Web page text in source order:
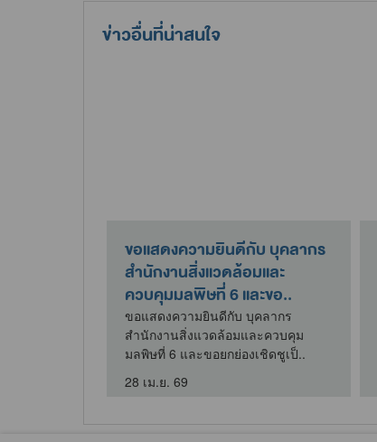
ข่าวอื่นที่น่าสนใจ
ขอแสดงความยินดีกับ บุคลากร
สำนักงานสิ่งแวดล้อมและ
ควบคุมมลพิษที่ 6 และขอ..
ขอแสดงความยินดีกับ บุคลากร
สำนักงานสิ่งแวดล้อมและควบคุม
มลพิษที่ 6 และขอยกย่องเชิดชูเป็..
28 เม.ย. 69